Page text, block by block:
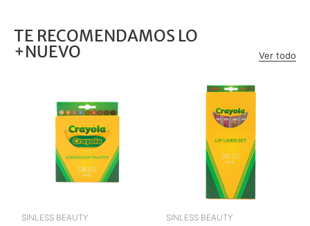
TE RECOMENDAMOS LO
+NUEVO Ver todo
SINLESS BEAUTY SINLESS BEAUTY